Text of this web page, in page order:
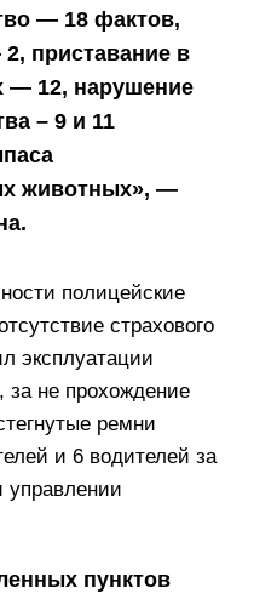
— 18 фактов,
приставание в
— 12, нарушение
– 9 и 11
животных», —
полицейские
страхового
эксплуатации
за не прохождение
ремни
и 6 водителей за
управлении
пунктов